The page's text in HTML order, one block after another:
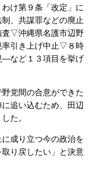
け第９条「改定」に
、共謀罪などの廃止
▽沖縄県名護市辺野
引き上げ中止▽８時
―など１３項目を挙げ
党間の合意ができた
追い込むため、田辺
た。
成り立つ今の政治を
り戻したい」と決意